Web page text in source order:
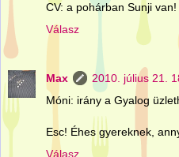
CV: a pohárban Sunji
Válasz
Max
2010. július 21.
Móni: irány a Gyalog
Esc! Éhes gyereknek,
Válasz